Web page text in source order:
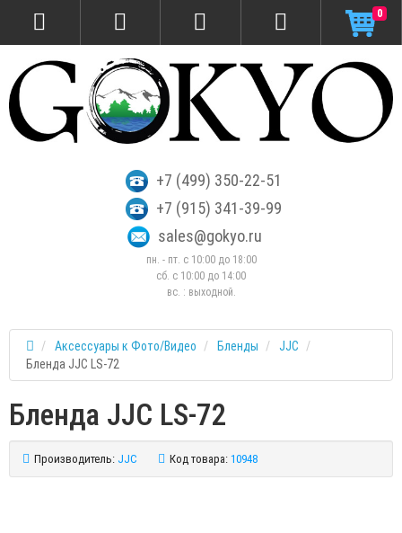
+7 (499) 350-22-51
+7 (915) 341-39-99
sales@gokyo.ru
пн. - пт. с 10:00 до 18:00
сб. c 10:00 до 14:00
вс. : выходной.
0
Аксессуары к Фото/Видео Бленды
JJC
Бленда JJC LS-72
Бленда JJC LS-72
Производитель: JJC Код товара: 10948